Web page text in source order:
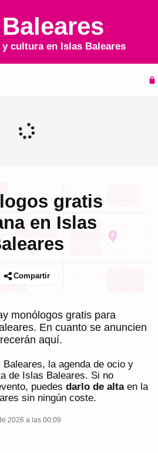
y cultura en Islas Baleares
gratis
en Islas
Compartir
monólogos gratis para
En cuanto se anuncien
aquí.
Baleares, la agenda de ocio y
de Islas Baleares. Si no
puedes darlo de altaen la
sin ningún coste.
2026 a las 00:09